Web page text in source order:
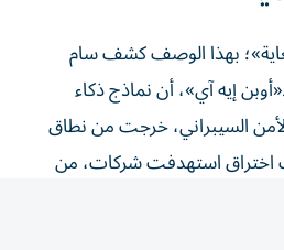
إيه آي»، أن نماذج ذكاء
السيبراني، خرجت من نطاق
اختراق استهدفت شركات، من
أثار مخاوف أمنية واسعة، ما